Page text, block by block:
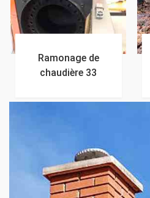
Ramonage de
chaudière 33